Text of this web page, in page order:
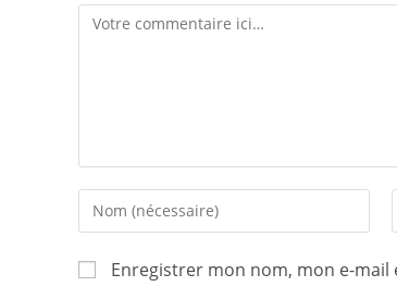
Enregistrer mon nom, mon e-